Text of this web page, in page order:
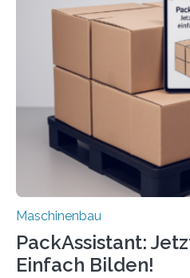
anderen Maschinen
umzurüsten ist ein Job für
Maschine faltet in
Landkarten und vieles mehr
Exemplare pro Stunde. Je
Auftrag kann das Umrüsten…
Maschinenbau
PackAssistant:
Einfach Bilden!